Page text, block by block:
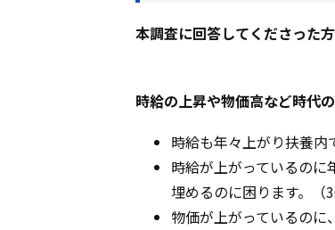
本調査に回答してくださった
時給の上昇や物価高など時代
時給も年々上がり扶養内
時給が上がっているの
埋めるのに困ります。（
物価が上がっているのに